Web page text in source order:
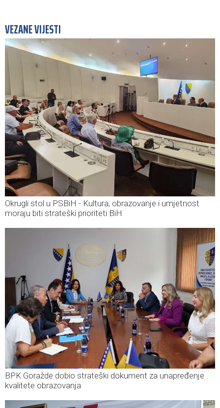
VEZANE VIJESTI
Okrugli stol u PSBiH - Kultura, obrazovanje i umjetnost
moraju biti strateški prioriteti BiH
BPK Goražde dobio strateški dokument za unapređenje
kvalitete obrazovanja